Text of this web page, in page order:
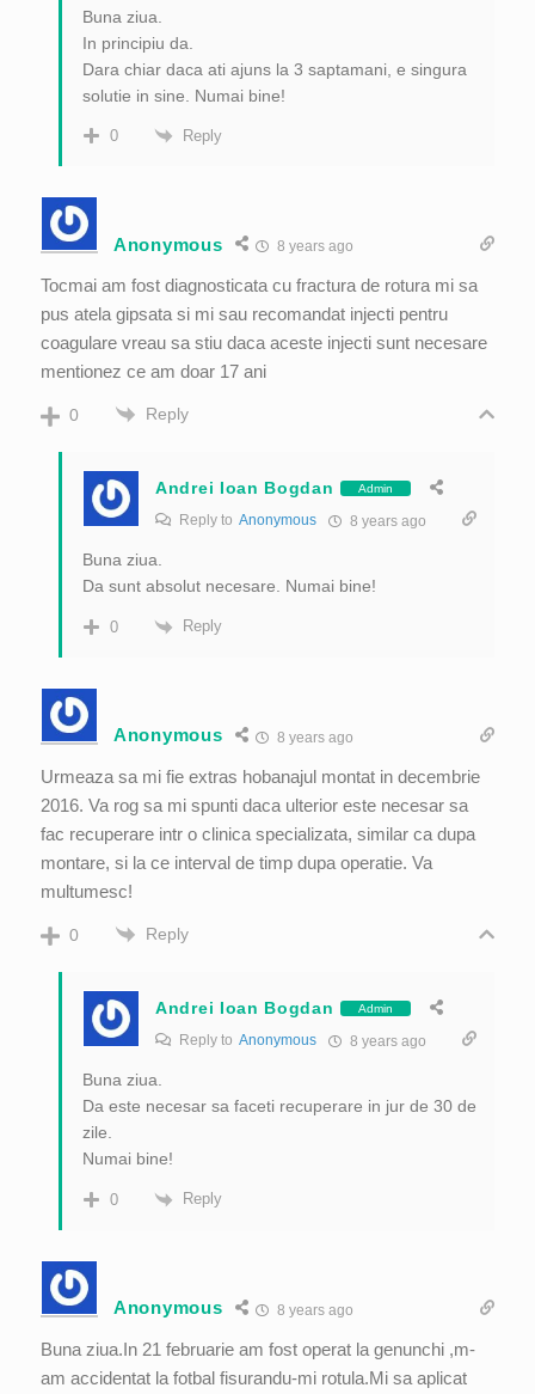
Buna ziua.
In principiu da.
Dara chiar daca ati ajuns la 3 saptamani, e singura
solutie in sine. Numai bine!
0 Reply
Anonymous 8 years ago
Tocmai am fost diagnosticata cu fractura de rotura mi sa
pus atela gipsata si mi sau recomandat injecti pentru
coagulare vreau sa stiu daca aceste injecti sunt necesare
mentionez ce am doar 17 ani
0 Reply
Andrei Ioan Bogdan Admin
Reply to Anonymous 8 years ago
Buna ziua.
Da sunt absolut necesare. Numai bine!
0 Reply
Anonymous 8 years ago
Urmeaza sa mi fie extras hobanajul montat in decembrie
2016. Va rog sa mi spunti daca ulterior este necesar sa
fac recuperare intr o clinica specializata, similar ca dupa
montare, si la ce interval de timp dupa operatie. Va
multumesc!
0 Reply
Andrei Ioan Bogdan Admin
Reply to Anonymous 8 years ago
Buna ziua.
Da este necesar sa faceti recuperare in jur de 30 de
zile.
Numai bine!
0 Reply
Anonymous 8 years ago
Buna ziua.In 21 februarie am fost operat la genunchi ,m-
am accidentat la fotbal fisurandu-mi rotula.Mi sa aplicat